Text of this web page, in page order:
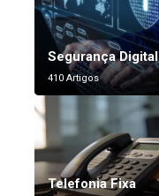
Segurança Digital
410 Artigos
Telefonia Fixa